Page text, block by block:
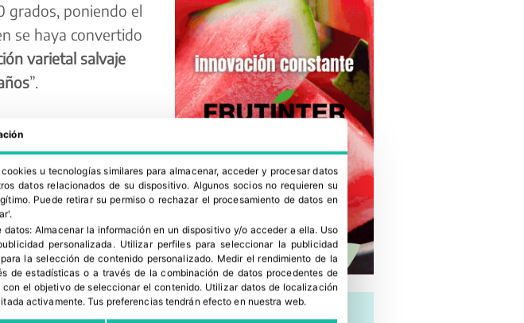
grados, poniendo el
se haya convertido
varietal salvaje
”.
u tecnologías similares para almacenar, acceder y procesar datos
datos relacionados de su dispositivo. Algunos socios no requieren su
Puede retirar su permiso o rechazar el procesamiento de datos en
datos:Almacenar la información en un dispositivo y/o acceder a ella. Uso
personalizada. Utilizar perfiles para seleccionar la publicidad
la selección de contenido personalizado. Medir el rendimiento de la
de estadísticas o a través de la combinación de datos procedentes de
con el objetivo de seleccionar el contenido. Utilizar datos de localización
activamente.Tus preferencias tendrán efecto en nuestra web.